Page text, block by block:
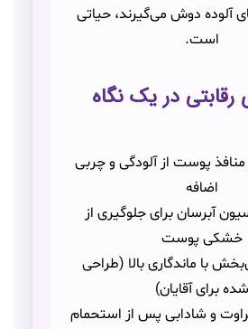
آلوده دوش می‌گیرند، حیاتی
است.
پوست از آلودگی و چربی
اضافه
آبرسان برای جلوگیری از
خشکی پوست
با ماندگاری بالا (طراحی
شده برای آقایان)
و شادابی پس از استحمام